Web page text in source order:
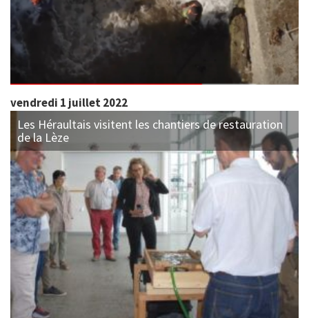
vendredi 1 juillet 2022
Les Héraultais visitent les chantiers de restauration
de la Lèze